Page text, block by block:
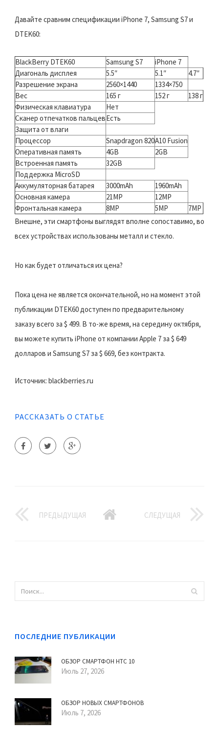
Давайте сравним спецификации iPhone 7, Samsung S7 и
DTEK60:
BlackBerry DTEK60 Samsung S7
iPhone 7
Диагональ дисплея
5.5″ 5.1″
4.7″
Разрешение экрана
2560×1440
1334×750
Вес
165 г 152 г
138 г
Физическая клавиатура
Нет
Сканер отпечатков пальцевЕсть
Защита от влаги
Процессор
Snapdragon 820A10 Fusion
Оперативная память
4GB
2GB
Встроенная память
32GB
Поддержка MicroSD
Аккумуляторная батарея
3000mAh
1960mAh
Основная камера
21MP
12MP
Фронтальная камера
8MP 5MP
7MP
Внешне, эти смартфоны выглядят вполне сопоставимо, во
всех устройствах использованы металл и стекло.
Но как будет отличаться их цена?
Пока цена не является окончательной, но на момент этой
публикации DTEK60 доступен по предварительному
заказу всего за $ 499. В то-же время, на середину октября,
вы можете купить iPhone от компании Apple 7 за $ 649
долларов и Samsung S7 за $ 669, без контракта.
Источник: blackberries.ru
РАССКАЗАТЬ О СТАТЬЕ
ПРЕДЫДУЩАЯ СЛЕДУЩАЯ
ПОСЛЕДНИЕ ПУБЛИКАЦИИ
ОБЗОР СМАРТФОН HTC 10
Июль 27, 2026
ОБЗОР НОВЫХ СМАРТФОНОВ
Июль 7, 2026